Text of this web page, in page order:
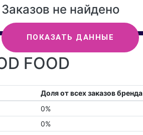
ПОКАЗАТЬ ДАННЫЕ
Заказов не найдено
FOOD
Доля от всех заказов бренда
0%
0%